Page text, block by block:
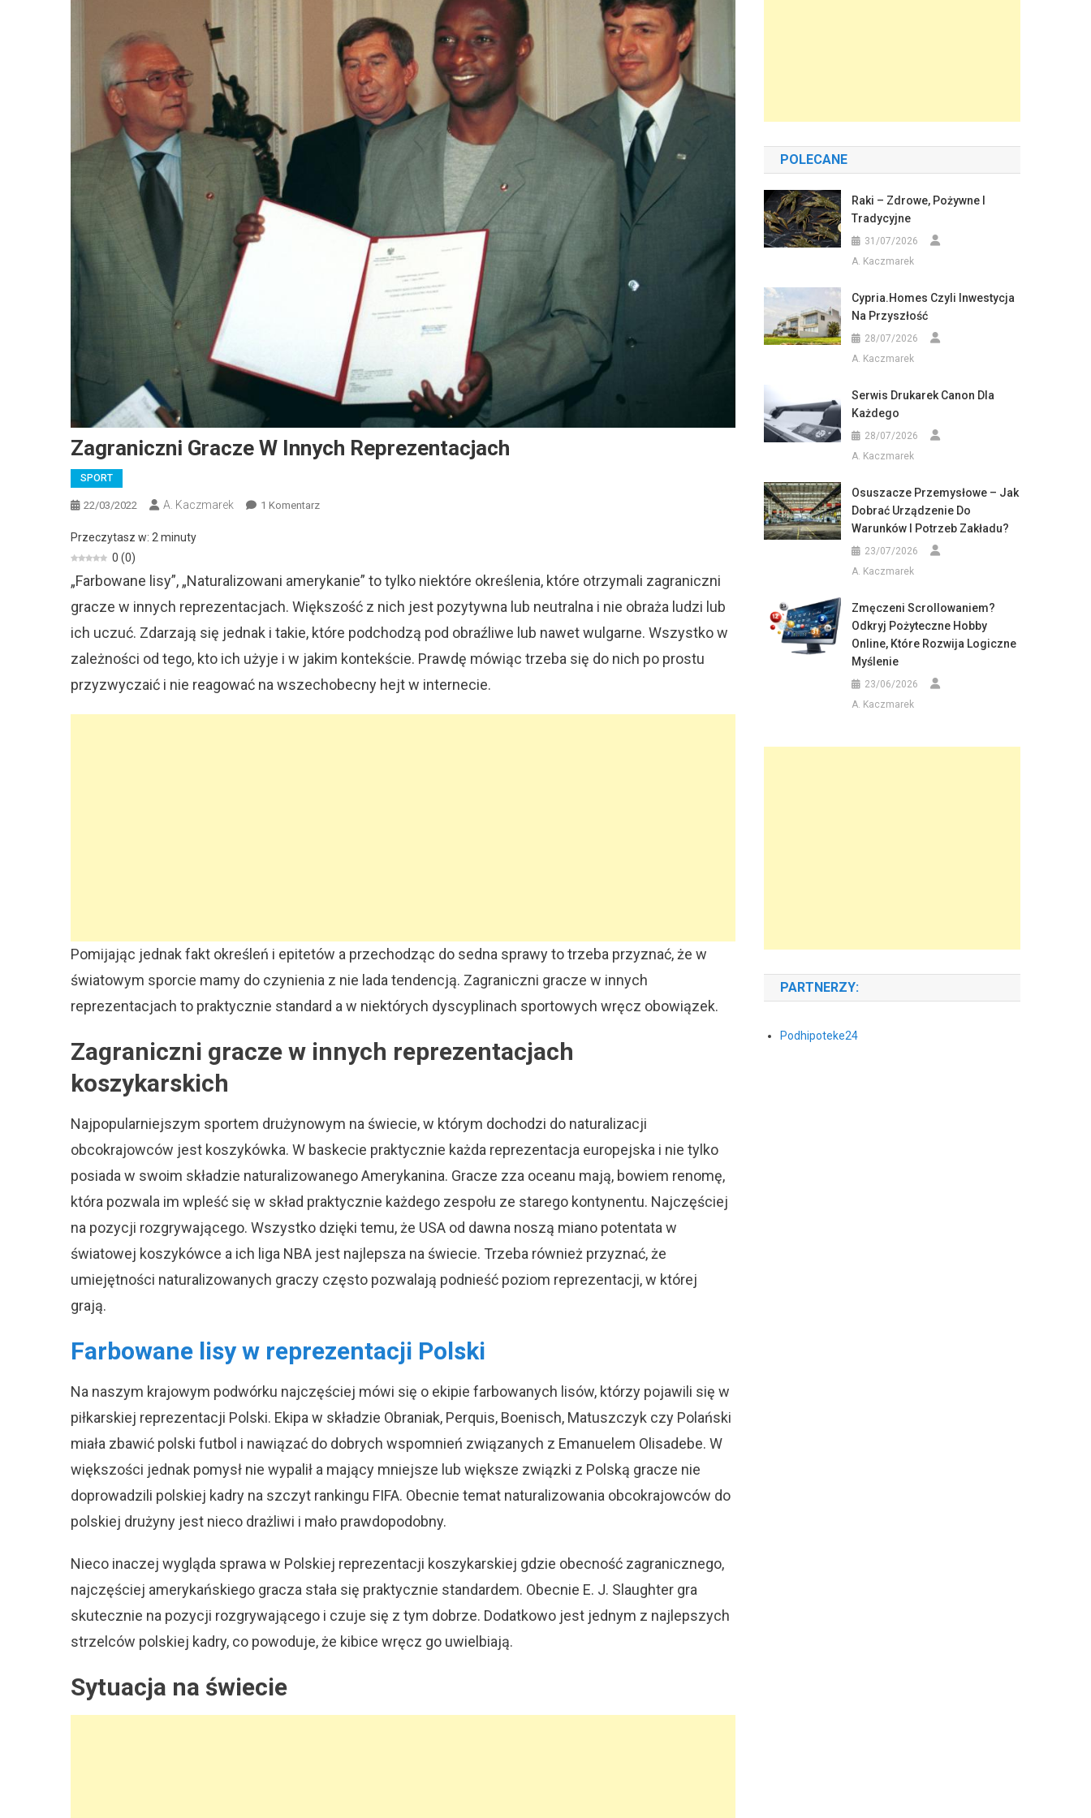
Zagraniczni Gracze W Innych Reprezentacjach
SPORT
22/03/2022 A. Kaczmarek 1 KomentarzDo
Innych
Reprezentacjach
Przeczytasz w: 2 minuty
0 (0)
„Farbowane lisy”, „Naturalizowani amerykanie” to tylko niektóre określenia, które otrzymali zagraniczni
gracze w innych reprezentacjach. Większość z nich jest pozytywna lub neutralna i nie obraża ludzi lub
ich uczuć. Zdarzają się jednak i takie, które podchodzą pod obraźliwe lub nawet wulgarne. Wszystko w
zależności od tego, kto ich użyje i w jakim kontekście. Prawdę mówiąc trzeba się do nich po prostu
przyzwyczaić i nie reagować na wszechobecny hejt w internecie.
Pomijając jednak fakt określeń i epitetów a przechodząc do sedna sprawy to trzeba przyznać, że w
światowym sporcie mamy do czynienia z nie lada tendencją. Zagraniczni gracze w innych
reprezentacjach to praktycznie standard a w niektórych dyscyplinach sportowych wręcz obowiązek.
Zagraniczni gracze w innych reprezentacjach
koszykarskich
Najpopularniejszym sportem drużynowym na świecie, w którym dochodzi do naturalizacji
obcokrajowców jest koszykówka. W baskecie praktycznie każda reprezentacja europejska i nie tylko
posiada w swoim składzie naturalizowanego Amerykanina. Gracze zza oceanu mają, bowiem renomę,
która pozwala im wpleść się w skład praktycznie każdego zespołu ze starego kontynentu. Najczęściej
na pozycji rozgrywającego. Wszystko dzięki temu, że USA od dawna noszą miano potentata w
światowej koszykówce a ich liga NBA jest najlepsza na świecie. Trzeba również przyznać, że
umiejętności naturalizowanych graczy często pozwalają podnieść poziom reprezentacji, w której
grają.
Farbowane lisy w reprezentacji Polski
Na naszym krajowym podwórku najczęściej mówi się o ekipie farbowanych lisów, którzy pojawili się w
piłkarskiej reprezentacji Polski. Ekipa w składzie Obraniak, Perquis, Boenisch, Matuszczyk czy Polański
miała zbawić polski futbol i nawiązać do dobrych wspomnień związanych z Emanuelem Olisadebe. W
większości jednak pomysł nie wypalił a mający mniejsze lub większe związki z Polską gracze nie
doprowadzili polskiej kadry na szczyt rankingu FIFA. Obecnie temat naturalizowania obcokrajowców do
polskiej drużyny jest nieco drażliwi i mało prawdopodobny.
Nieco inaczej wygląda sprawa w Polskiej reprezentacji koszykarskiej gdzie obecność zagranicznego,
najczęściej amerykańskiego gracza stała się praktycznie standardem. Obecnie E. J. Slaughter gra
skutecznie na pozycji rozgrywającego i czuje się z tym dobrze. Dodatkowo jest jednym z najlepszych
strzelców polskiej kadry, co powoduje, że kibice wręcz go uwielbiają.
Sytuacja na świecie
POLECANE
Raki – Zdrowe, Pożywne I
Tradycyjne
31/07/2026
A. Kaczmarek
Cypria.homes Czyli Inwestycja
Na Przyszłość
28/07/2026
A. Kaczmarek
Serwis Drukarek Canon Dla
Każdego
28/07/2026
A. Kaczmarek
Osuszacze Przemysłowe – Jak
Dobrać Urządzenie Do
Warunków I Potrzeb Zakładu?
23/07/2026
A. Kaczmarek
Zmęczeni Scrollowaniem?
Odkryj Pożyteczne Hobby
Online, Które Rozwija Logiczne
Myślenie
23/06/2026
A. Kaczmarek
PARTNERZY:
Podhipoteke24